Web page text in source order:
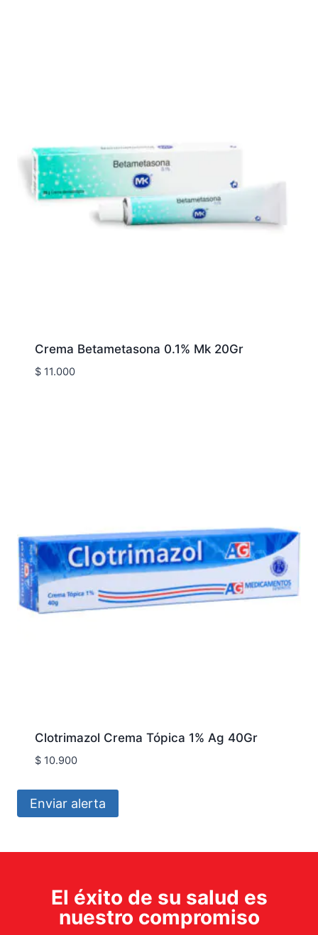
Crema Betametasona 0.1% Mk 20Gr
$11.000
Clotrimazol Crema Tópica 1% Ag 40Gr
$10.900
Enviar alerta
El éxito de su salud es
nuestro compromiso